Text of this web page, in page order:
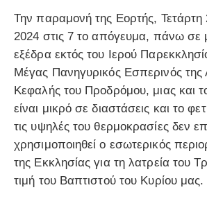
Την παραμονή της Εορτής, Τετάρτη
2024 στις 7 το απόγευμα, πάνω σε
εξέδρα εκτός του Ιερού
Μέγας Πανηγυρικός Εσπερινός της
Κεφαλής του Προδρόμου, μιας και
είναι μικρό σε διαστάσεις και το
τις υψηλές του θερμοκρασίες δεν
χρησιμοποιηθεί ο εσωτερικός
της Εκκλησίας για τη λατρεία του
τιμή του Βαπτιστού του Κυρίου μας.